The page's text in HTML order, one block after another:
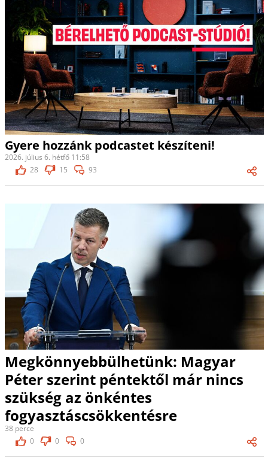
Gyere hozzánk podcastet készíteni!
2026. július 6. hétfő 11:58
28
15 93
Megkönnyebbülhetünk: Magyar
Péter szerint péntektől már nincs
szükség az önkéntes
fogyasztáscsökkentésre
38 perce
0
0 0